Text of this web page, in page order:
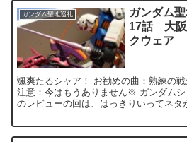
ガンダム聖地巡礼
ガンダム
17話 大阪
クウェア
颯爽たるシャア！ お勧めの曲：熟練の戦士たち YouTubeリンク ※
注意：今はもうありません※ ガンダム
のレビューの回は、はっきりいってネタがな